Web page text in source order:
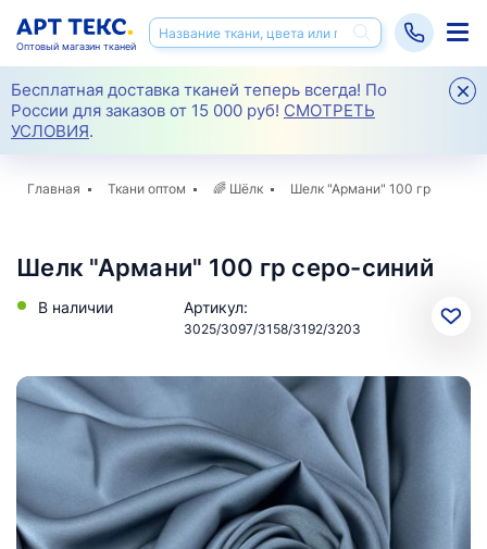
Бесплатная доставка тканей теперь всегда! По
России для заказов от 15 000 руб! СМОТРЕТЬ
УСЛОВИЯ.
Оптовый магазин тканей
Главная Ткани оптом 🌈 Шёлк Шелк "Армани" 100 гр
Шелк "Армани" 100 гр серо-синий
В наличии Артикул:
3025/3097/3158/3192/3203